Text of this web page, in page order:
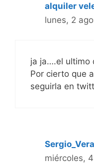
alquiler
lunes, 2
ja ja….el ultimo
Por cierto que
seguirla en
miércoles,